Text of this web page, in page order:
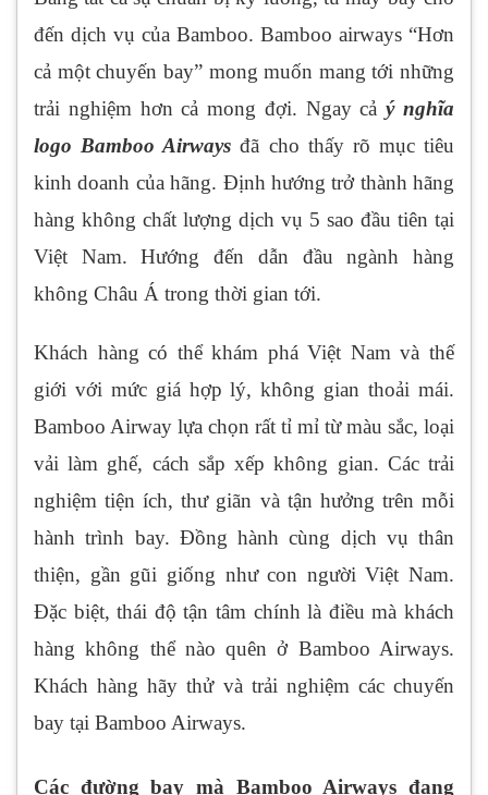
đến dịch vụ của Bamboo. Bamboo airways “Hơn
cả một chuyến bay” mong muốn mang tới những
trải nghiệm hơn cả mong đợi. Ngay cảý nghĩa
logo Bamboo Airways đã cho thấy rõ mục tiêu
kinh doanh của hãng. Định hướng trở thành hãng
hàng không chất lượng dịch vụ 5 sao đầu tiên tại
Việt Nam. Hướng đến dẫn đầu ngành hàng
không Châu Á trong thời gian tới.
Khách hàng có thể khám phá Việt Nam và thế
giới với mức giá hợp lý, không gian thoải mái.
Bamboo Airway lựa chọn rất tỉ mỉ từ màu sắc, loại
vải làm ghế, cách sắp xếp không gian. Các trải
nghiệm tiện ích, thư giãn và tận hưởng trên mỗi
hành trình bay. Đồng hành cùng dịch vụ thân
thiện, gần gũi giống như con người Việt Nam.
Đặc biệt, thái độ tận tâm chính là điều mà khách
hàng không thể nào quên ở Bamboo Airways.
Khách hàng hãy thử và trải nghiệm các chuyến
bay tại Bamboo Airways.
Các đường bay mà Bamboo Airways đang